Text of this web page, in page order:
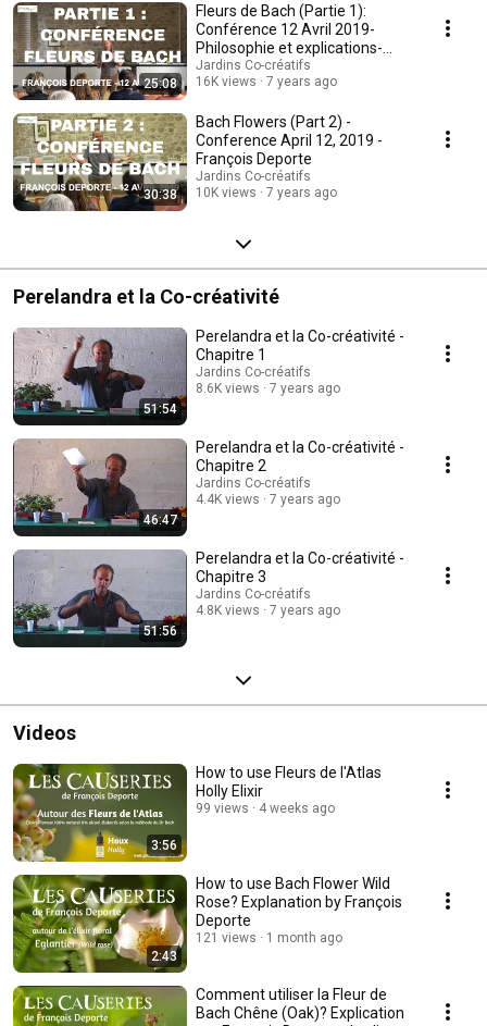
25:08
Fleurs de Bach (Partie 1):
Conférence 12 Avril 2019-
Philosophie et explications-
François Deporte
Jardins Co-créatifs
16K views
7 years ago
30:38
Bach Flowers (Part 2) -
Conference April 12, 2019 -
François Deporte
Jardins Co-créatifs
10K views
7 years ago
Perelandra et la Co-créativité
51:54
Perelandra et la Co-créativité -
Chapitre 1
Jardins Co-créatifs
8.6K views
7 years ago
46:47
Perelandra et la Co-créativité -
Chapitre 2
Jardins Co-créatifs
4.4K views
7 years ago
51:56
Perelandra et la Co-créativité -
Chapitre 3
Jardins Co-créatifs
4.8K views
7 years ago
Videos
3:56
How to use Fleurs de l'Atlas
Holly Elixir
99 views 4 weeks ago
2:43
How to use Bach Flower Wild
Rose? Explanation by François
Deporte
121 views 1 month ago
Comment utiliser la Fleur de
Bach Chêne (Oak)? Explication